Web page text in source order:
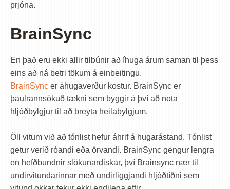
prjóna.
BrainSync
En það eru ekki allir tilbúnir að íhuga árum saman til þess
eins að ná betri tökum á einbeitingu.
BrainSync er áhugaverður kostur. BrainSync er
þaulrannsökuð tækni sem byggir á því að nota
hljóðbylgjur til að breyta heilabylgjum.
Öll vitum við að tónlist hefur áhrif á hugarástand. Tónlist
getur verið róandi eða örvandi. BrainSync gengur lengra
en hefðbundnir slökunardiskar, því Brainsync nær til
undirvitundarinnar með undirliggjandi hljóðtíðni sem